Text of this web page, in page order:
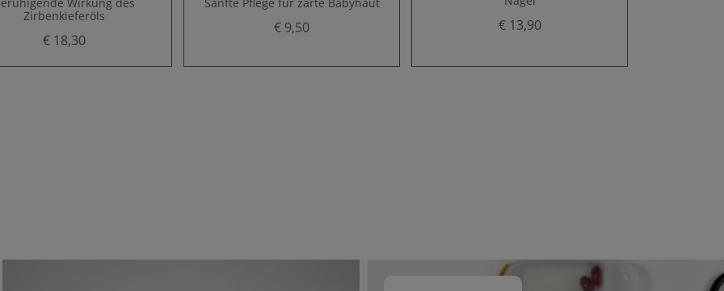
Wirkung des
Zirbenkieferöls
€ 18,30
Sanfte Pflege für zarte Babyhaut
€ 9,50 € 13,90
P